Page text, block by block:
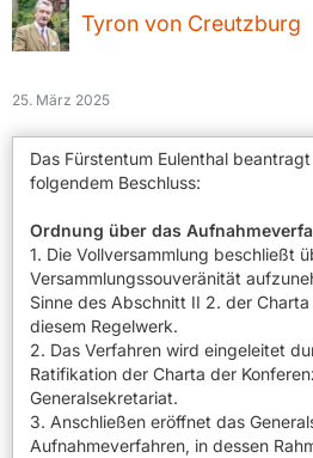
Tyron von Creutzburg
25. März 2025
Das Fürstentum Eulenthal
folgendem Beschluss:
Ordnung über das
1. Die Vollversammlung beschließt
Versammlungssouveränität
Sinne des Abschnitt II 2. der
diesem Regelwerk.
2. Das Verfahren wird eingeleitet
Ratifikation der Charta der
Generalsekretariat.
3. Anschließen eröffnet das
Aufnahmeverfahren, in dessen